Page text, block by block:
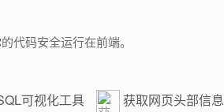
代码安全运行在前端。
可视化工具
获取网页头部信息